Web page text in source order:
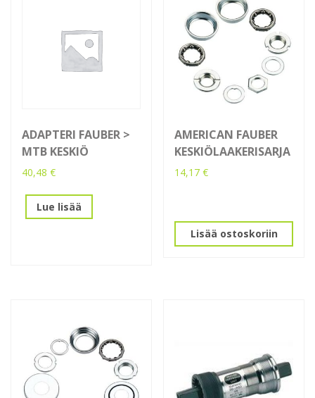
ADAPTERI FAUBER >
MTB KESKIÖ
40,48 €
Lue lisää
AMERICAN FAUBER
KESKIÖLAAKERISARJA
14,17€
Lisää ostoskoriin